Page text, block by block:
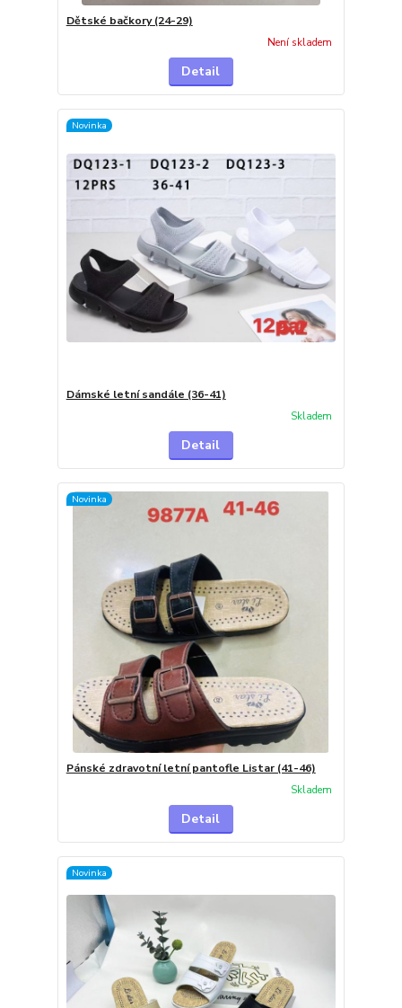
Dětské bačkory (24-29)
Není skladem
Detail
Novinka
Dámské letní sandále (36-41)
Skladem
Detail
Novinka
Pánské zdravotní letní pantofle Listar (41-46)
Skladem
Detail
Novinka